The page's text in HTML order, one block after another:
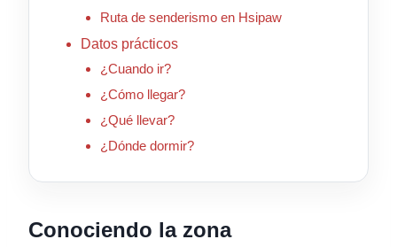
Ruta de senderismo en Hsipaw
Datos prácticos
¿Cuando ir?
¿Cómo llegar?
¿Qué llevar?
¿Dónde dormir?
Conociendo la zona